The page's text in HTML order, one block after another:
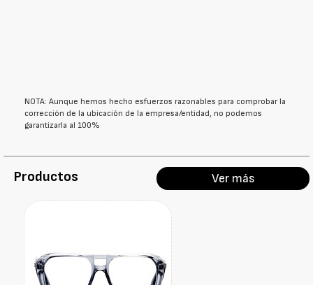
NOTA: Aunque hemos hecho esfuerzos razonables para comprobar la
corrección de la ubicación de la empresa/entidad, no podemos
garantizarla al 100%
Productos Ver más